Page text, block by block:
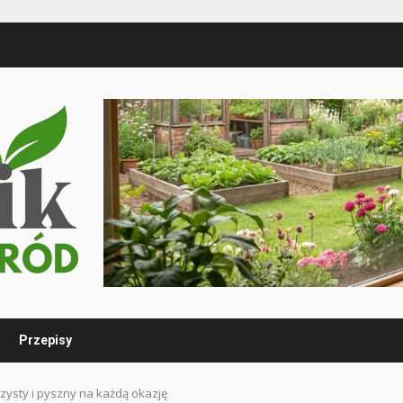
Przepisy
i pyszny na każdą okazję